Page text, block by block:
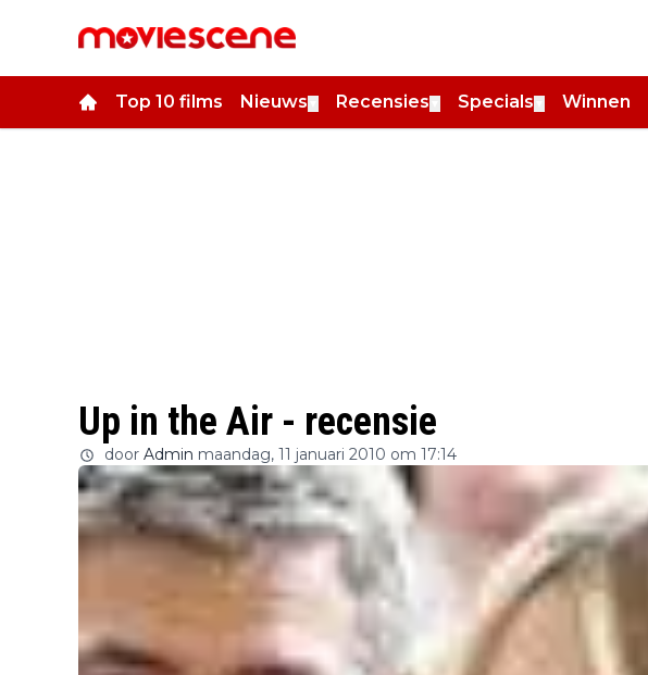
Top 10 films Nieuws Recensies Specials Winnen
Up in the Air - recensie
door Admin maandag, 11 januari 2010 om 17:14